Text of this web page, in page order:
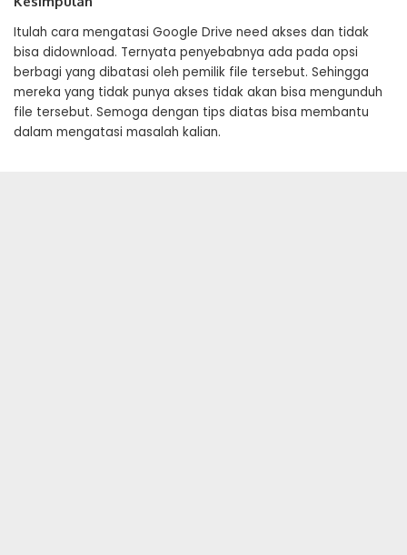
Itulah cara mengatasi Google Drive need akses dan tidak
bisa didownload. Ternyata penyebabnya ada pada opsi
berbagi yang dibatasi oleh pemilik file tersebut. Sehingga
mereka yang tidak punya akses tidak akan bisa mengunduh
file tersebut. Semoga dengan tips diatas bisa membantu
dalam mengatasi masalah kalian.